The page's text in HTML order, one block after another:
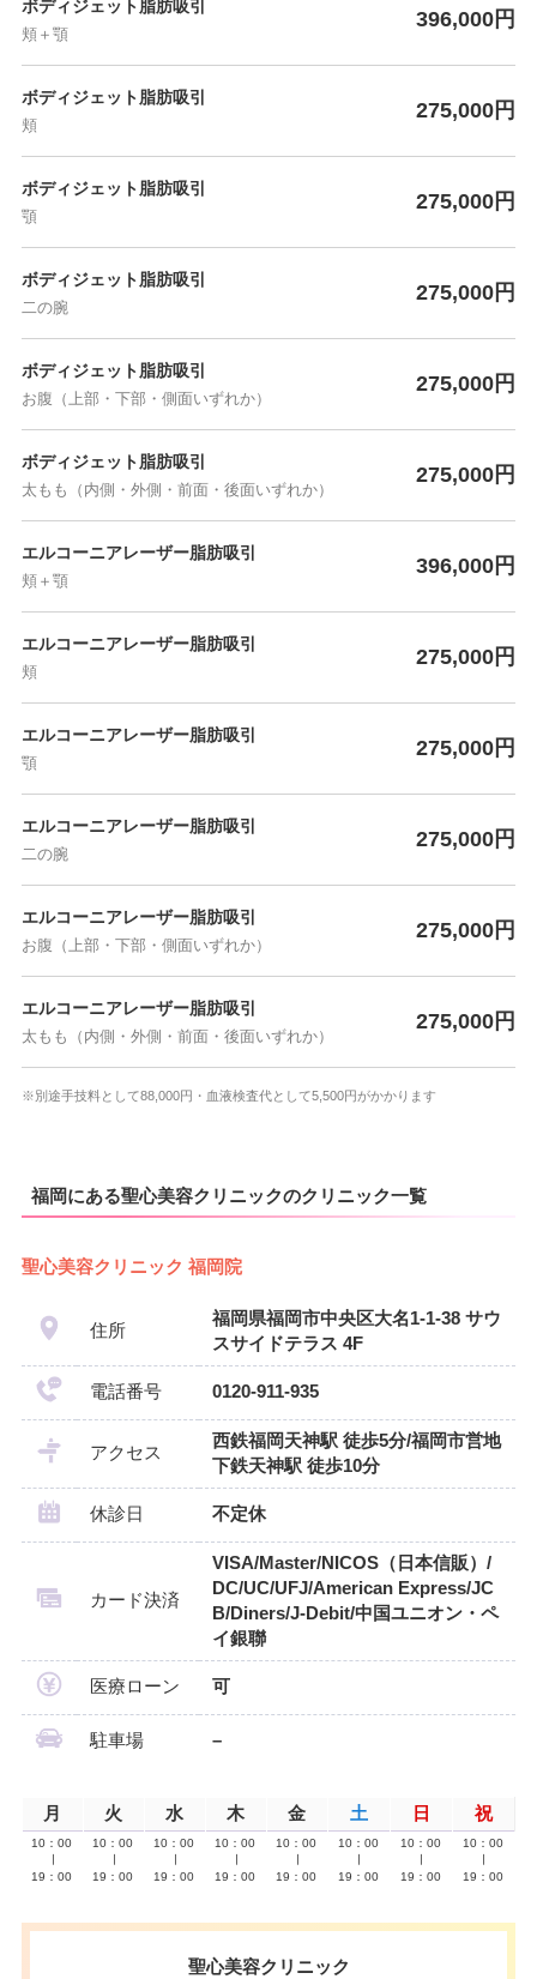
ボディジェット脂肪吸引
頬＋顎
396,000円
ボディジェット脂肪吸引
頬
275,000円
ボディジェット脂肪吸引
顎
275,000円
ボディジェット脂肪吸引
二の腕
275,000円
ボディジェット脂肪吸引
お腹（上部・下部・側面いずれか）
275,000円
ボディジェット脂肪吸引
太もも（内側・外側・前面・後面いずれか）
275,000円
エルコーニアレーザー脂肪吸引
頬＋顎
396,000円
エルコーニアレーザー脂肪吸引
頬
275,000円
エルコーニアレーザー脂肪吸引
顎
275,000円
エルコーニアレーザー脂肪吸引
二の腕
275,000円
エルコーニアレーザー脂肪吸引
お腹（上部・下部・側面いずれか）
275,000円
エルコーニアレーザー脂肪吸引
太もも（内側・外側・前面・後面いずれか）
275,000円
※別途手技料として88,000円・血液検査代として5,500円がかかります
福岡にある聖心美容クリニックのクリニック一覧
聖心美容クリニック 福岡院
住所
福岡県福岡市中央区大名1-1-38 サウ
スサイドテラス 4F
電話番号 0120-911-935
アクセス
西鉄福岡天神駅 徒歩5分/福岡市営地
下鉄天神駅 徒歩10分
休診日 不定休
カード決済
VISA/Master/NICOS（日本信販）/
DC/UC/UFJ/American Express/JC
B/Diners/J-Debit/中国ユニオン・ペ
イ銀聯
医療ローン 可
駐車場 –
月 火 水 木 金 土 日 祝
10：00
19：00
10：00
19：00
10：00
19：00
10：00
19：00
10：00
19：00
10：00
19：00
10：00
19：00
10：00
19：00
聖心美容クリニック